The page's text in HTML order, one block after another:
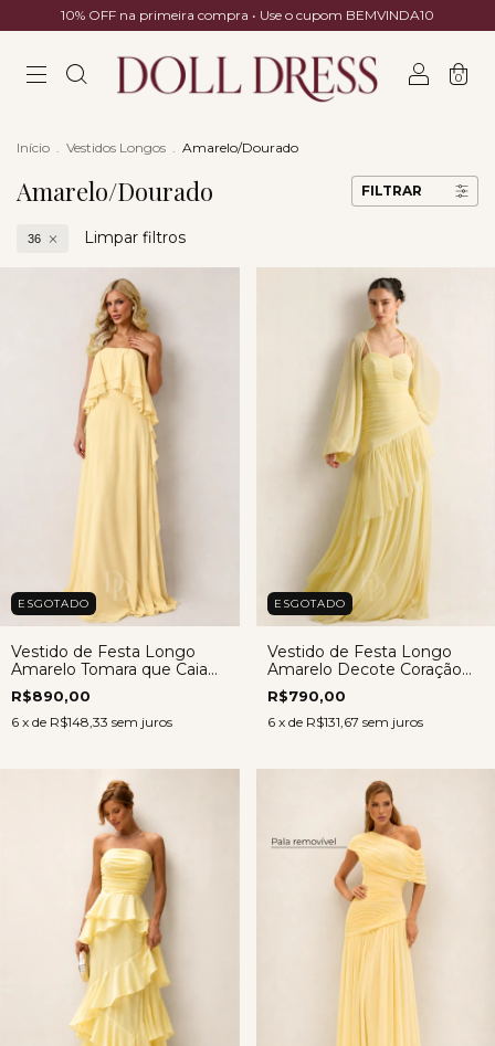
10% OFF na primeira compra • Use o cupom BEMVINDA10
0
Início . Vestidos Longos . Amarelo/Dourado
Amarelo/Dourado FILTRAR
36 Limpar filtros
ESGOTADO
Vestido de Festa Longo
Amarelo Tomara que Caia
em Chiffon – Dara
R$890,00
6 x de R$148,33 sem juros
ESGOTADO
Vestido de Festa Longo
Amarelo Decote Coração
em Microtule com Capa –
Alissa
R$790,00
6 x de R$131,67 sem juros